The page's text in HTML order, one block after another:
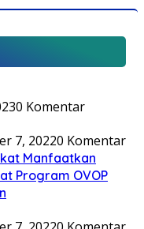
0 Komentar
7, 20220 Komentar
Manfaatkan
Program OVOP